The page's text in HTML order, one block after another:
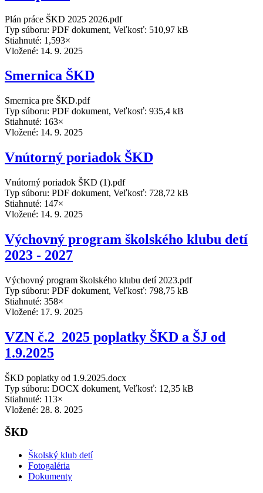
Plán práce ŠKD 2025 2026.pdf
Typ súboru: PDF dokument, Veľkosť: 510,97 kB
Stiahnuté: 1,593×
Vložené: 14. 9. 2025
Smernica ŠKD
Smernica pre ŠKD.pdf
Typ súboru: PDF dokument, Veľkosť: 935,4 kB
Stiahnuté: 163×
Vložené: 14. 9. 2025
Vnútorný poriadok ŠKD
Vnútorný poriadok ŠKD (1).pdf
Typ súboru: PDF dokument, Veľkosť: 728,72 kB
Stiahnuté: 147×
Vložené: 14. 9. 2025
Výchovný program školského klubu detí
2023 - 2027
Výchovný program školského klubu detí 2023.pdf
Typ súboru: PDF dokument, Veľkosť: 798,75 kB
Stiahnuté: 358×
Vložené: 17. 9. 2025
VZN č.2_2025 poplatky ŠKD a ŠJ od
1.9.2025
ŠKD poplatky od 1.9.2025.docx
Typ súboru: DOCX dokument, Veľkosť: 12,35 kB
Stiahnuté: 113×
Vložené: 28. 8. 2025
ŠKD
Školský klub detí
Fotogaléria
Dokumenty